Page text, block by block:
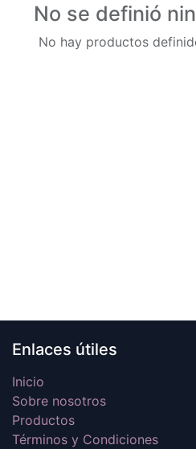
No se definió
No hay productos
Enlaces útiles
Inicio
Sobre nosotros
Productos
Términos y Condiciones